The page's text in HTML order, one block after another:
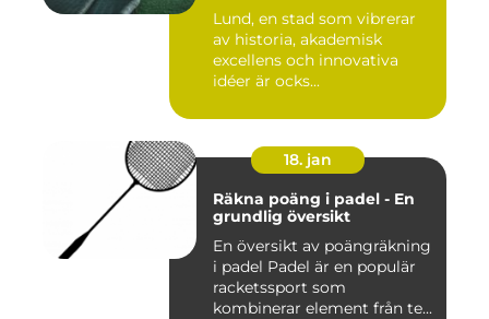
Lund, en stad som vibrerar
av historia, akademisk
excellens och innovativa
idéer är ocks...
18. jan
Räkna poäng i padel - En
grundlig översikt
En översikt av poängräkning
i padel Padel är en populär
racketssport som
kombinerar element från te...